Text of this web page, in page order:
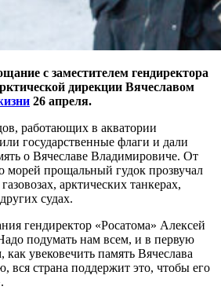
с заместителем гендиректора
дирекции Вячеславом
26 апреля.
работающих в акватории
государственные флаги и дали
о Вячеславе Владимировиче. От
морей прощальный гудок прозвучал
арктических танкерах,
судах.
гендиректор «Росатома» Алексей
подумать нам всем, и в первую
увековечить память Вячеслава
страна поддержит это, чтобы его